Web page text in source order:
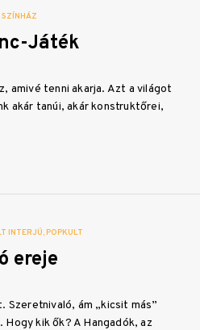
SZÍNHÁZ
Játék
amivé tenni akarja. Azt a világot
akár tanúi, akár konstruktőrei,
INTERJÚ POPKULT
ereje
Szeretnivaló, ám „kicsit más”
kik ők? A Hangadók, az